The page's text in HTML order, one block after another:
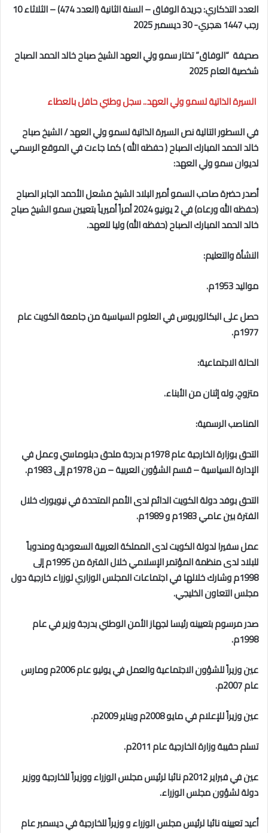
العدد التذكاري: جريدة الوفاق – السنة الثانية (العدد 474) – الثلاثاء 10
رجب 1447 هجري- 30 ديسمبر 2025
صحيفة “الوفاق” تختارسمو ولي العهد الشيخ صباح خالد الحمد الصباح
شخصية العام 2025
السيرة الذاتية لسمو ولي العهد.. سجل وطني حافل بالعطاء
في السطور التالية نص السيرة الذاتية لسمو ولي العهد/الشيخ صباح
خالد الحمد المبارك الصباح( حفظه الله )كما جاءت في الموقع الرسمي
لديوان سمو ولي العهد:
أصدر حضرة صاحب السمو أمير البلاد الشيخ مشعل الأحمد الجابر الصباح
(حفظه الله ورعاه) في 2 يونيو 2024 أمراً أميرياً بتعيين سمو الشيخ صباح
خالد الحمد المبارك الصباح (حفظه الله) وليا للعهد.
النشأة والتعليم:
مواليد 1953م.
حصل على البكالوريوس في العلوم السياسية من جامعة الكويت عام
1977م.
الحالة الاجتماعية:
متزوج، وله إثنان من الأبناء.
المناصب الرسمية:
التحق بوزارة الخارجية عام 1978م بدرجة ملحق دبلوماسي وعمل في
الإدارة السياسية – قسم الشؤون العربية – من 1978م إلى 1983م.
التحق بوفد دولة الكويت الدائم لدى الأمم المتحدة في نيويورك خلال
الفترة بين عامي 1983م و 1989م.
عمل سفيرا لدولة الكويت لدى المملكة العربية السعودية ومندوباً
للبلاد لدى منظمة المؤتمر الإسلامي خلال الفترة من 1995م إلى
1998م وشارك خلالها في اجتماعات المجلس الوزاري لوزراء خارجية دول
مجلس التعاون الخليجي.
صدر مرسوم بتعيينه رئيسا لجهاز الأمن الوطني بدرجة وزير في عام
1998م.
عين وزيراً للشؤون الاجتماعية والعمل في يوليو عام 2006م ومارس
عام 2007م.
عين وزيراً للإعلام في مايو 2008م ويناير 2009م.
تسلم حقيبة وزارة الخارجية عام 2011م.
عين في فبراير 2012م نائبا لرئيس مجلس الوزراء ووزيراً للخارجية ووزير
دولة لشؤون مجلس الوزراء.
أعيد تعيينه نائبا لرئيس مجلس الوزراء و وزيراً للخارجية في ديسمبر عام